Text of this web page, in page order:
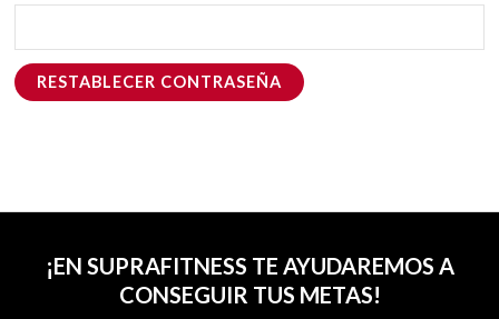
RESTABLECER CONTRASEÑA
¡EN SUPRAFITNESS TE AYUDAREMOS A
CONSEGUIR TUS METAS!